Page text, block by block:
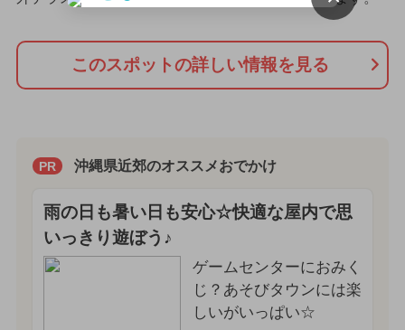
このスポットの詳しい情報を見る
PR 沖縄県近郊のオススメおでかけ
雨の日も暑い日も安心☆快適な屋内で思
いっきり遊ぼう♪
ゲームセンターにおみく
じ？あそびタウンには楽
しいがいっぱい☆